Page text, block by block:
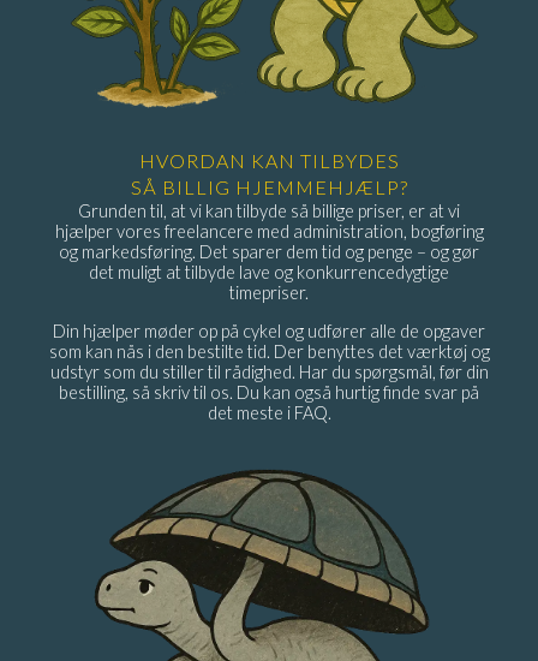
HVORDAN KAN TILBYDES
SÅ BILLIG HJEMMEHJÆLP?
Grunden til, at vi kan tilbyde så billige priser, er at vi
hjælper vores freelancere med administration, bogføring
og markedsføring. Det sparer dem tid og penge – og gør
det muligt at tilbyde lave og konkurrencedygtige
timepriser.
Din hjælper møder op på cykel og udfører alle de opgaver
som kan nås i den bestilte tid. Der benyttes det værktøj og
udstyr som du stiller til rådighed. Har du spørgsmål, før din
bestilling, så skriv til os. Du kan også hurtig finde svar på
det meste i FAQ.